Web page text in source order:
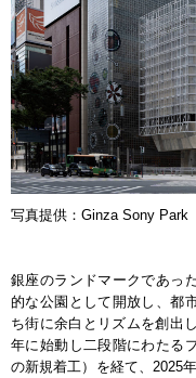
写真提供：Ginza Sony Park
銀座のランドマークであっ
的な公園として開放し、都
ち街に余白とリズムを創出
年に始動し二段階にわたる
の新規着工）を経て、2025